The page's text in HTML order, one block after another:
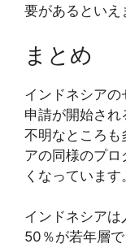
要があるといえ
まとめ
インドネシアの
申請が開始さ
不明なところも
アの同様のプ
くなっています。
インドネシアは
50％が若年層